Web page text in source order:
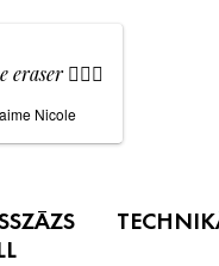
🧖🏽‍♀️
Nicole